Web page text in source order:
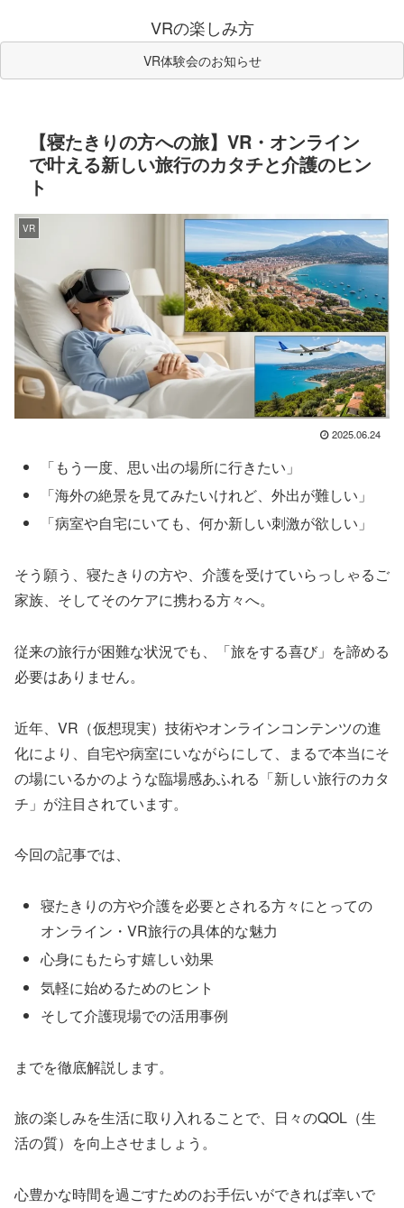
VRの楽しみ方
VR体験会のお知らせ
【寝たきりの方への旅】VR・オンライン
で叶える新しい旅行のカタチと介護のヒン
ト
VR
2025.06.24
「もう一度、思い出の場所に行きたい」
「海外の絶景を見てみたいけれど、外出が難しい」
「病室や自宅にいても、何か新しい刺激が欲しい」
そう願う、寝たきりの方や、介護を受けていらっしゃるご
家族、そしてそのケアに携わる方々へ。
従来の旅行が困難な状況でも、「旅をする喜び」を諦める
必要はありません。
近年、VR（仮想現実）技術やオンラインコンテンツの進
化により、自宅や病室にいながらにして、まるで本当にそ
の場にいるかのような臨場感あふれる「新しい旅行のカタ
チ」が注目されています。
今回の記事では、
寝たきりの方や介護を必要とされる方々にとっての
オンライン・VR旅行の具体的な魅力
心身にもたらす嬉しい効果
気軽に始めるためのヒント
そして介護現場での活用事例
までを徹底解説します。
旅の楽しみを生活に取り入れることで、日々のQOL（生
活の質）を向上させましょう。
心豊かな時間を過ごすためのお手伝いができれば幸いで